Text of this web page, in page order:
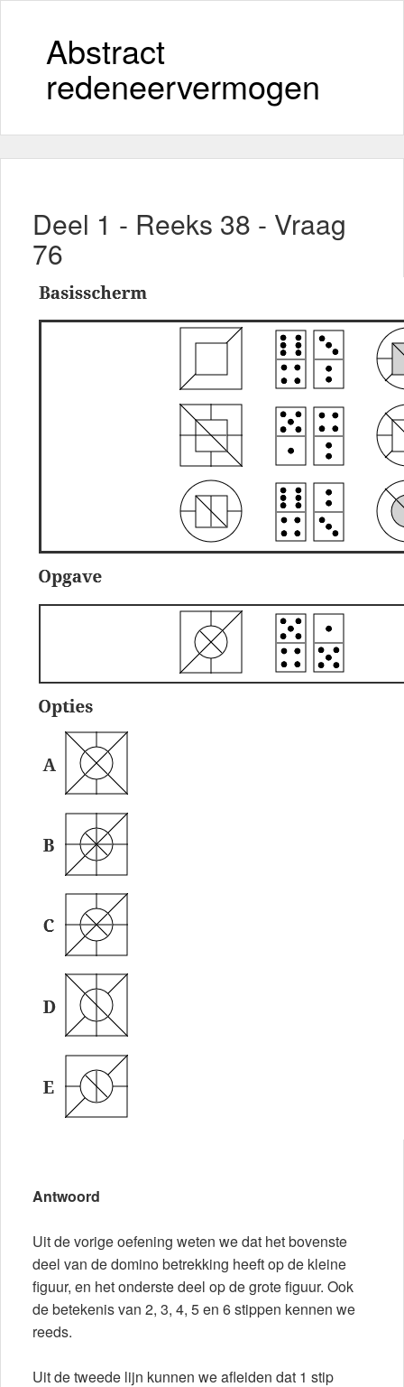
Abstract
redeneervermogen
Deel 1 - Reeks 38 - Vraag
76
Antwoord
Uit de vorige oefening weten we dat het bovenste
deel van de domino betrekking heeft op de kleine
figuur, en het onderste deel op de grote figuur. Ook
de betekenis van 2, 3, 4, 5 en 6 stippen kennen we
reeds.
Uit de tweede lijn kunnen we afleiden dat 1 stip